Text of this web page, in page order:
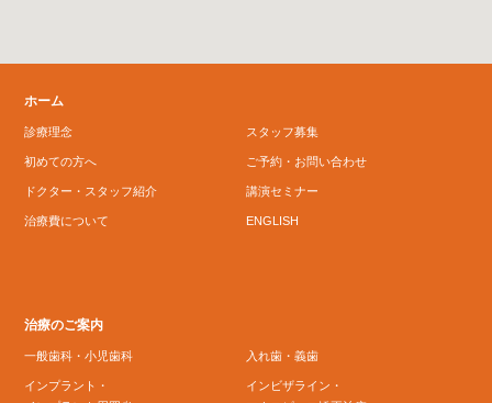
ホーム
診療理念
初めての方へ
ドクター・スタッフ紹介
治療費について
スタッフ募集
ご予約・お問い合わせ
講演セミナー
ENGLISH
治療のご案内
一般歯科・小児歯科
インプラント・
入れ歯・義歯
インビザライン・